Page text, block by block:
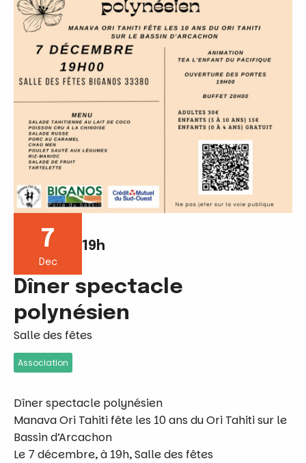
7
Dec
19h
Dîner spectacle
polynésien
Salle des fêtes
Association
Dîner spectacle polynésien
Manava Ori Tahiti fête les 10 ans du Ori Tahiti sur le
Bassin d’Arcachon
Le 7 décembre, à 19h, Salle des fêtes